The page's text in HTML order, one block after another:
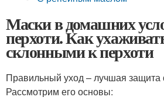
Маски в домашних
перхоти. Как
склонными к перхоти
Правильный уход – лучшая защита
Рассмотрим его основы: